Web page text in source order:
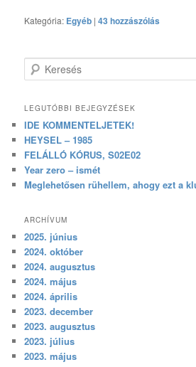
Kategória: Egyéb |43 hozzászólás
Keresés
LEGUTÓBBI BEJEGYZÉSEK
IDE KOMMENTELJETEK!
HEYSEL – 1985
FELÁLLÓ KÓRUS, S02E02
Year zero – ismét
Meglehetősen rühellem, ahogy ezt a
ARCHÍVUM
2025. június
2024. október
2024. augusztus
2024. május
2024. április
2023. december
2023. augusztus
2023. július
2023. május